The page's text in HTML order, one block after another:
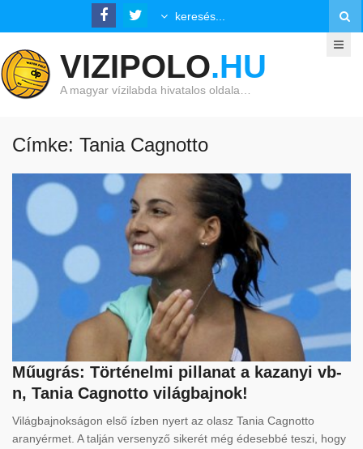
VIZIPOLO.HU
A magyar vízilabda hivatalos oldala…
Címke: Tania Cagnotto
Műugrás: Történelmi pillanat a kazanyi vb-
n, Tania Cagnotto világbajnok!
Világbajnokságon első ízben nyert az olasz Tania Cagnotto
aranyérmet. A talján versenyző sikerét még édesebbé teszi, hogy